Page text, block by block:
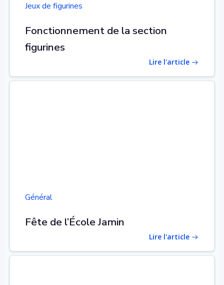
Jeux de figurines
Fonctionnement de la section
figurines
Lire l'article
Général
Fête de l’École Jamin
Lire l'article